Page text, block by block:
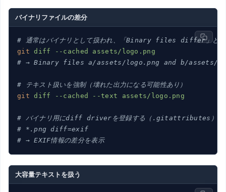
バイナリファイルの差分
# 通常はバイナリとして扱われ、「Binary files differ」と表
git
diff --cached assets/logo.png
# → Binary files a/assets/logo.png and b/assets/
# テキスト扱いを強制（壊れた出力になる可能性あり）
git
diff --cached --text assets/logo.png
# バイナリ用にdiff driverを登録する（.gitattributes）
# *.png diff=exif
# → EXIF情報の差分を表示
大容量テキストを扱う